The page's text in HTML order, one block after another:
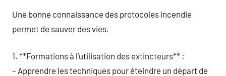
Une bonne connaissance des protocoles incendie
permet de sauver des vies.
1. **Formations à l’utilisation des extincteurs** :
– Apprendre les techniques pour éteindre un départ de